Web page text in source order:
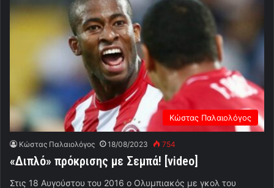
Κώστας Παλαιολόγος
Κώστας Παλαιολόγος 18/08/2023 754
«Διπλό» πρόκρισης με Σεμπά! [video]
Στις 18 Αυγούστου του 2016 ο Ολυμπιακός με γκολ του